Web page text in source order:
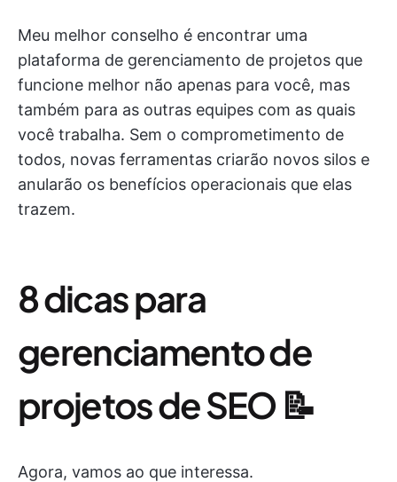
Meu melhor conselho é encontrar uma
plataforma de gerenciamento de projetos que
funcione melhor não apenas para você, mas
também para as outras equipes com as quais
você trabalha. Sem o comprometimento de
todos, novas ferramentas criarão novos silos e
anularão os benefícios operacionais que elas
trazem.
8 dicas para
gerenciamento de
projetos de SEO 📝
Agora, vamos ao que interessa.